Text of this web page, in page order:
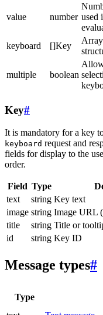
value number used
keyboard []Key
multiple boolean
Key#
It is mandatory for a key
keyboard request and
fields for display to the
order.
Field Type
text
string Key text
image string Image URL
title
string Title or
id
string Key ID
Message types#
Type